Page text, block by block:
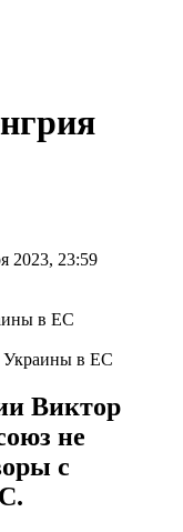
2023, 23:59
Украины в ЕС
Виктор
не
с